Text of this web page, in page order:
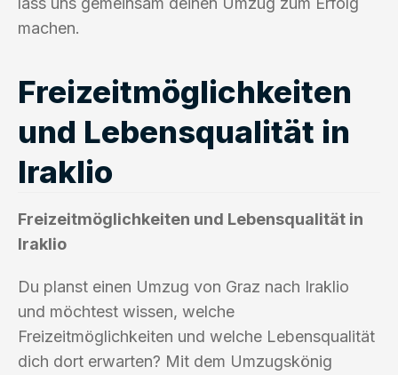
machen.
Freizeitmöglichkeiten
und Lebensqualität in
Iraklio
Freizeitmöglichkeiten und Lebensqualität in
Iraklio
Du planst einen Umzug von Graz nach Iraklio
und möchtest wissen, welche
Freizeitmöglichkeiten und welche Lebensqualität
dich dort erwarten? Mit dem Umzugskönig